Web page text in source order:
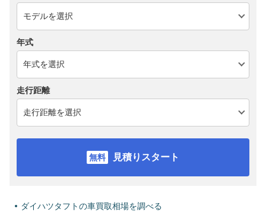
年式
走行距離
見積りスタート
ダイハツタフトの車買取相場を調べる